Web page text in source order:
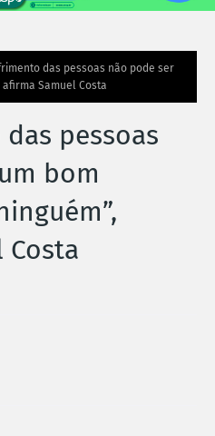
das pessoas não pode ser
Samuel Costa
pessoas
bom
Costa